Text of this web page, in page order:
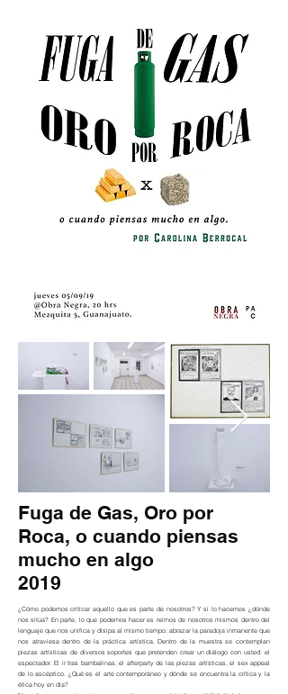
Fuga de Gas, Oro por
Roca, o cuando piensas
mucho en algo
2019
¿Cómo podemos criticar aquello que es parte de nosotros? Y si lo hacemos ¿dónde
nos sitúa? En parte, lo que podemos hacer es reírnos de nosotros mismos dentro del
lenguaje que nos unifica y disipa al mismo tiempo; abrazar la paradoja inmanente que
nos atraviesa dentro de la práctica artística. Dentro de la muestra se contemplan
piezas artísticas de diversos soportes que pretenden crear un diálogo con usted: el
espectador. El ir tras bambalinas, el afterparty de las piezas artísticas, el sex appeal
de lo ascéptico. ¿Qué es el arte contemporáneo y dónde se encuentra la crítica y la
ética hoy en día?